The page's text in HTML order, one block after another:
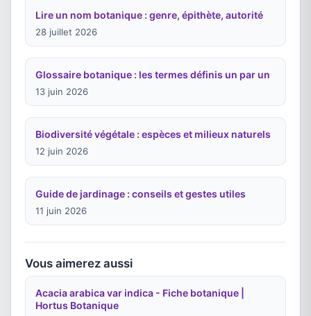
Lire un nom botanique : genre, épithète, autorité
28 juillet 2026
Glossaire botanique : les termes définis un par un
13 juin 2026
Biodiversité végétale : espèces et milieux naturels
12 juin 2026
Guide de jardinage : conseils et gestes utiles
11 juin 2026
Vous aimerez aussi
Acacia arabica var indica - Fiche botanique |
Hortus Botanique